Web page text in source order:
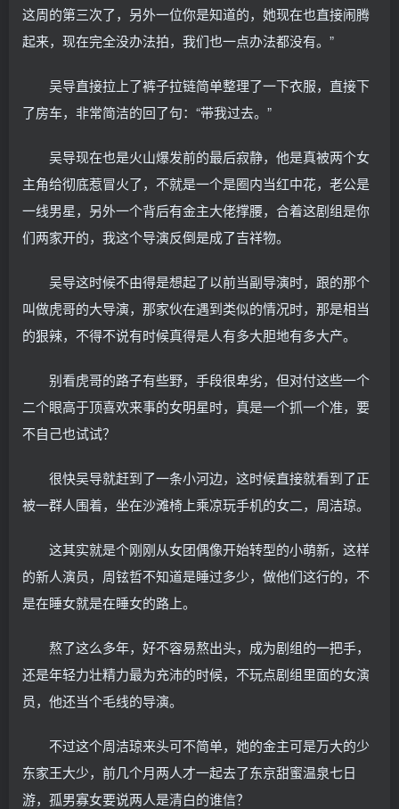
这周的第三次了，另外一位你是知道的，她现在也直接闹腾
起来，现在完全没办法拍，我们也一点办法都没有。”
吴导直接拉上了裤子拉链简单整理了一下衣服，直接下
了房车，非常简洁的回了句：“带我过去。”
吴导现在也是火山爆发前的最后寂静，他是真被两个女
主角给彻底惹冒火了，不就是一个是圈内当红中花，老公是
一线男星，另外一个背后有金主大佬撑腰，合着这剧组是你
们两家开的，我这个导演反倒是成了吉祥物。
吴导这时候不由得是想起了以前当副导演时，跟的那个
叫做虎哥的大导演，那家伙在遇到类似的情况时，那是相当
的狠辣，不得不说有时候真得是人有多大胆地有多大产。
别看虎哥的路子有些野，手段很卑劣，但对付这些一个
二个眼高于顶喜欢来事的女明星时，真是一个抓一个准，要
不自己也试试？
很快吴导就赶到了一条小河边，这时候直接就看到了正
被一群人围着，坐在沙滩椅上乘凉玩手机的女二，周洁琼。
这其实就是个刚刚从女团偶像开始转型的小萌新，这样
的新人演员，周铉哲不知道是睡过多少，做他们这行的，不
是在睡女就是在睡女的路上。
熬了这么多年，好不容易熬出头，成为剧组的一把手，
还是年轻力壮精力最为充沛的时候，不玩点剧组里面的女演
员，他还当个毛线的导演。
不过这个周洁琼来头可不简单，她的金主可是万大的少
东家王大少，前几个月两人才一起去了东京甜蜜温泉七日
游，孤男寡女要说两人是清白的谁信？